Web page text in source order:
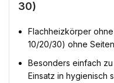
30)
Flachheizkörper
10/20/30) ohne
Besonders einfach
Einsatz in hygienisch